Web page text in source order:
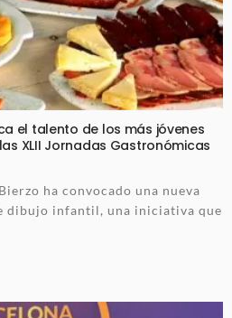
el talento de los más jóvenes
XLII Jornadas Gastronómicas
ha convocado una nueva
dibujo infantil, una iniciativa que